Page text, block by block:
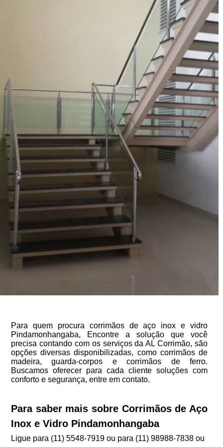
Para quem procura corrimãos de aço inox e vidro
Pindamonhangaba, Encontre a solução que você
precisa contando com os serviços da AL Corrimão, são
opções diversas disponibilizadas, como corrimãos de
madeira, guarda-corpos e corrimãos de ferro.
Buscamos oferecer para cada cliente soluções com
conforto e segurança, entre em contato.
Para saber mais sobre Corrimãos de Aço
Inox e Vidro Pindamonhangaba
Ligue para (11) 5548-7919ou para (11) 98988-7838ou